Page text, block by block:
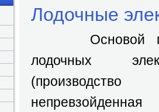
Лодочные
Основой
лодочных